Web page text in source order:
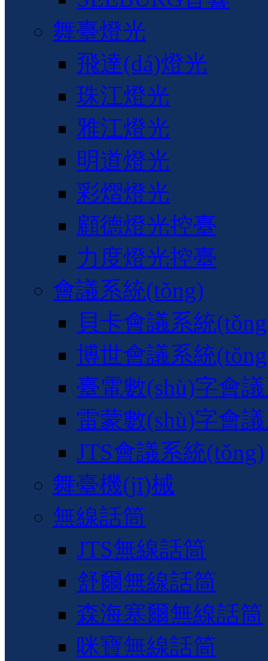
舞臺燈光
飛達(dá)燈光
珠江燈光
雅江燈光
明道燈光
彩熠燈光
顧德燈光控臺
力度燈光控臺
會議系統(tǒng)
貝卡會議系統
博世會議系統
臺電數(shù)字會
雷蒙數(shù)字會
JTS會議系統(tǒng)
舞臺機(jī)械
無線話筒
JTS無線話筒
舒爾無線話筒
森海塞爾無線話筒
咪寶無線話筒